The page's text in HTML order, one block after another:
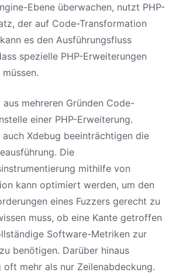
Ebene überwachen, nutzt PHP-
der auf Code-Transformation
es den Ausführungsfluss
spezielle PHP-Erweiterungen
mehreren Gründen Code-
einer PHP-Erweiterung.
auch Xdebug beeinträchtigen die
Die
mithilfe von
kann optimiert werden, um den
eines Fuzzers gerecht zu
muss, ob eine Kante getroffen
Software-Metriken zur
benötigen. Darüber hinaus
mehr als nur Zeilenabdeckung.